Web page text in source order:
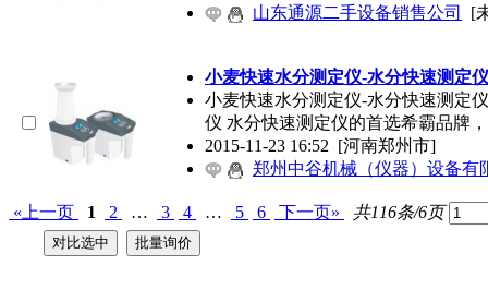
山东通源二手设备销售公司
[
小麦快速水分测定仪-水分快速测定仪
小麦快速水分测定仪-水分快速测定
仪 水分快速测定仪的首选希霸品牌
2015-11-23 16:52 [河南郑州市]
郑州中谷机械（仪器）设备有
«上一页 1 2 … 3 4 … 5 6 下一页» 共116条/6页